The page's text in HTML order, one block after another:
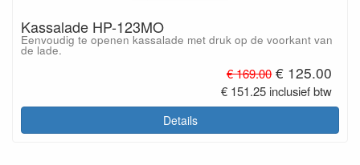
Kassalade HP-123MO
Eenvoudig te openen kassalade met druk op de voorkant van
de lade.
€ 169.00 € 125.00
€ 151.25 inclusief btw
Details